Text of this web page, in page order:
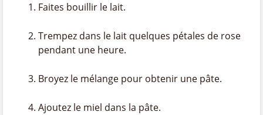
Faites bouillir le lait.
Trempez dans le lait quelques pétales de rose
pendant une heure.
Broyez le mélange pour obtenir une pâte.
Ajoutez le miel dans la pâte.